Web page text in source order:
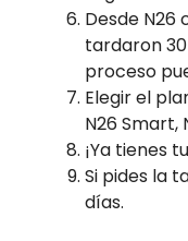
Desde N26
tardaron
proceso
Elegir el
N26 Smart,
¡Ya tienes
Si pides la
días.